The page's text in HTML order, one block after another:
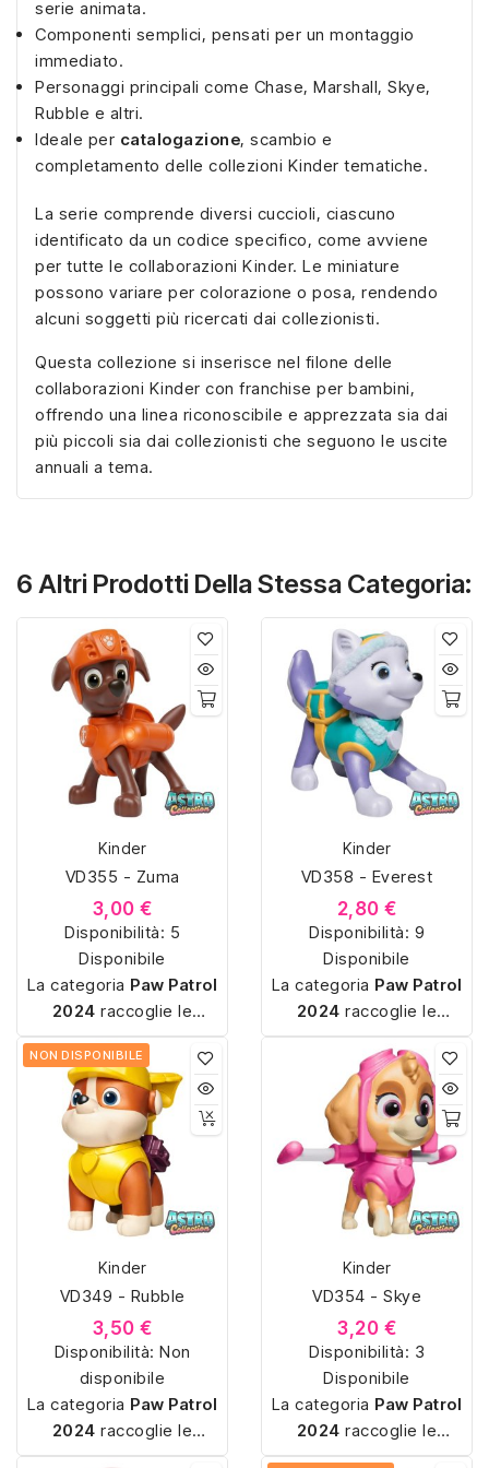
serie animata.
Componenti semplici, pensati per un montaggio
immediato.
Personaggi principali come Chase, Marshall, Skye,
Rubble e altri.
Ideale per catalogazione, scambio e
completamento delle collezioni Kinder tematiche.
La serie comprende diversi cuccioli, ciascuno
identificato da un codice specifico, come avviene
per tutte le collaborazioni Kinder. Le miniature
possono variare per colorazione o posa, rendendo
alcuni soggetti più ricercati dai collezionisti.
Questa collezione si inserisce nel filone delle
collaborazioni Kinder con franchise per bambini,
offrendo una linea riconoscibile e apprezzata sia dai
più piccoli sia dai collezionisti che seguono le uscite
annuali a tema.
6 Altri Prodotti Della Stessa Categoria:
Kinder
VD355 - Zuma
3,00 €
Disponibilità: 5
Disponibile
La categoria Paw Patrol
2024 raccoglie le
sorpresine Kinder
dedicate aicuccioli
della Paw Patrol, con
miniature colorate e
soggetti ispirati ai
personaggi principali
della serie. Organizzata
per anno e codice, è
catalogazione
confronto con le altre
collezioni tematiche
Kinder.
Kinder
VD358 - Everest
2,80 €
Disponibilità: 9
Disponibile
La categoria Paw Patrol
2024 raccoglie le
sorpresine Kinder
dedicate aicuccioli
della Paw Patrol, con
miniature colorate e
soggetti ispirati ai
personaggi principali
della serie. Organizzata
per anno e codice, è
catalogazione
confronto con le altre
collezioni tematiche
Kinder.
NON DISPONIBILE
Kinder
VD349 - Rubble
3,50 €
Disponibilità: Non
disponibile
La categoria Paw Patrol
2024 raccoglie le
sorpresine Kinder
Kinder
VD354 - Skye
3,20 €
Disponibilità: 3
Disponibile
La categoria Paw Patrol
2024 raccoglie le
sorpresine Kinder